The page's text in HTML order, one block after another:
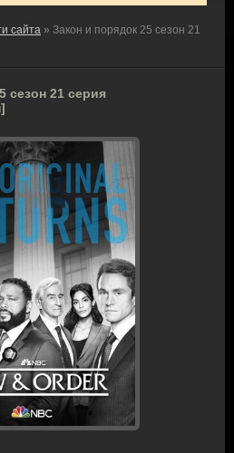
сайта » Закон и порядок 25 сезон 21
сезон 21 серия